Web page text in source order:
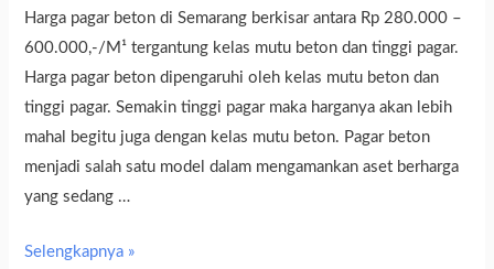
Harga pagar beton di Semarang berkisar antara Rp 280.000 –
600.000,-/M¹ tergantung kelas mutu beton dan tinggi pagar.
Harga pagar beton dipengaruhi oleh kelas mutu beton dan
tinggi pagar. Semakin tinggi pagar maka harganya akan lebih
mahal begitu juga dengan kelas mutu beton. Pagar beton
menjadi salah satu model dalam mengamankan aset berharga
yang sedang …
Selengkapnya »